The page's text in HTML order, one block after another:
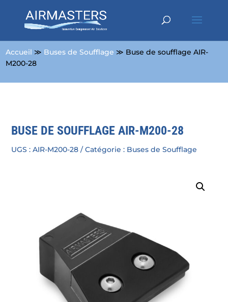
Accueil ≫ Buses de Soufflage ≫ Buse de soufflage AIR-
M200-28
BUSE DE SOUFFLAGE AIR-M200-28
UGS :AIR-M200-28 Catégorie : Buses de Soufflage